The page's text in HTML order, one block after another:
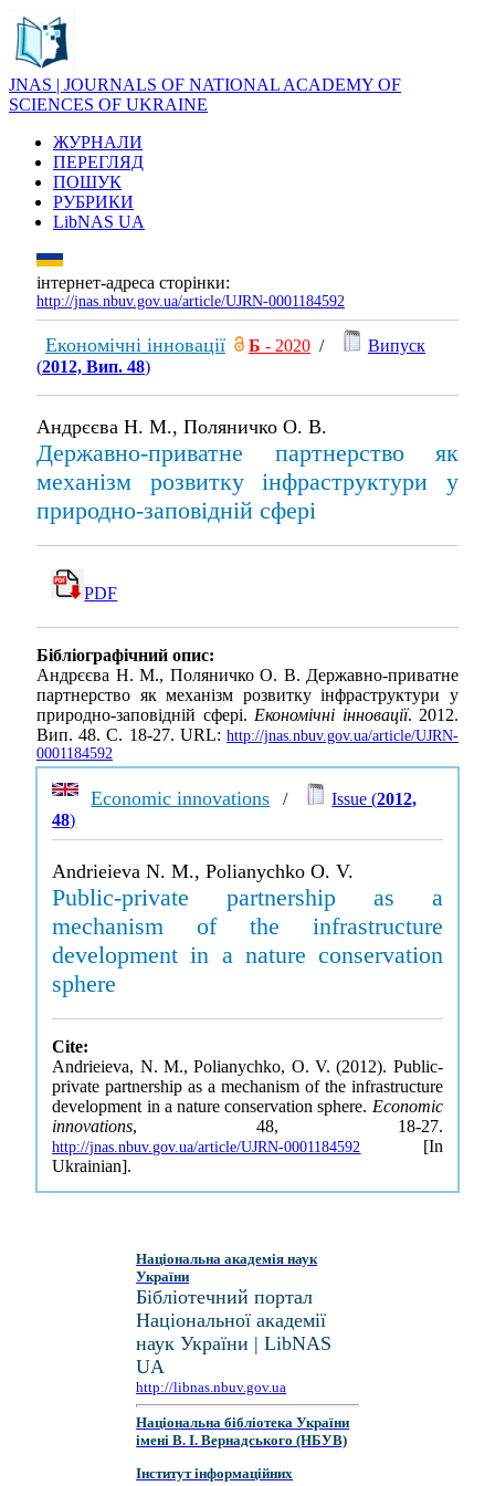
JNAS | JOURNALS OF NATIONAL ACADEMY OF
SCIENCES OF UKRAINE
ЖУРНАЛИ
ПЕРЕГЛЯД
ПОШУК
РУБРИКИ
LibNAS UA
інтернет-адреса сторінки:
http://jnas.nbuv.gov.ua/article/UJRN-0001184592
Економічні інновації Б - 2020 /
Випуск
(2012, Вип. 48)
Андрєєва Н. М., Поляничко О. В.
Державно-приватне партнерство як
механізм розвитку інфраструктури у
природно-заповідній сфері
PDF
Бібліографічний опис:
Андрєєва Н. М., Поляничко О. В. Державно-приватне
партнерство як механізм розвитку інфраструктури у
природно-заповідній сфері. Економічні інновації. 2012.
Вип. 48. С. 18-27. URL: http://jnas.nbuv.gov.ua/article/UJRN-
0001184592
Economic innovations / Issue (2012,
48)
Andrieieva N. M., Polianychko O. V.
Public-private partnership as a
mechanism of the infrastructure
development in a nature conservation
sphere
Cite:
Andrieieva, N. M., Polianychko, O. V. (2012). Public-
private partnership as a mechanism of the infrastructure
development in a nature conservation sphere. Economic
innovations, 48, 18-27.
http://jnas.nbuv.gov.ua/article/UJRN-0001184592 [In
Ukrainian].
Національна академія наук
України
Бібліотечний портал
Національної академії
наук України | LibNAS
UA
http://libnas.nbuv.gov.ua
Національна бібліотека України
імені В. І. Вернадського (НБУВ)
Інститут інформаційних